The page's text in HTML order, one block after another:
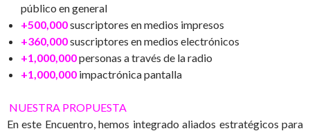
público en general
+500,000suscriptores en medios impresos
+360,000suscriptores en medios electrónicos
+1,000,000personas a través de la radio
+1,000,000 impactrónica pantalla
NUESTRA PROPUESTA
En este Encuentro, hemos integrado aliados estratégicos para